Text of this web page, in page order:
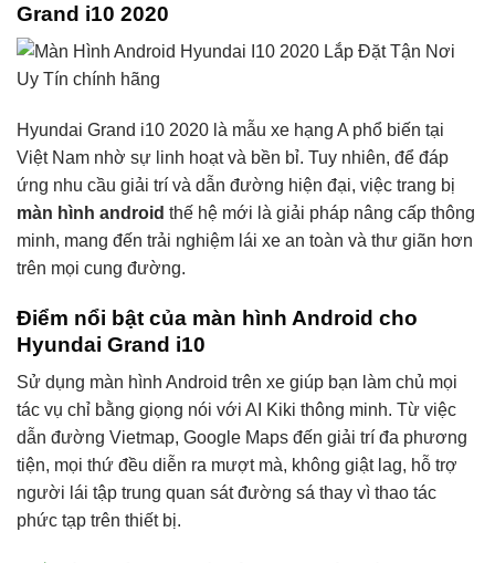
Grand i10 2020
Hyundai Grand i10 2020 là mẫu xe hạng A phổ biến tại
Việt Nam nhờ sự linh hoạt và bền bỉ. Tuy nhiên, để đáp
ứng nhu cầu giải trí và dẫn đường hiện đại, việc trang bị
màn hình android thế hệ mới là giải pháp nâng cấp thông
minh, mang đến trải nghiệm lái xe an toàn và thư giãn hơn
trên mọi cung đường.
Điểm nổi bật của màn hình Android cho
Hyundai Grand i10
Sử dụng màn hình Android trên xe giúp bạn làm chủ mọi
tác vụ chỉ bằng giọng nói với AI Kiki thông minh. Từ việc
dẫn đường Vietmap, Google Maps đến giải trí đa phương
tiện, mọi thứ đều diễn ra mượt mà, không giật lag, hỗ trợ
người lái tập trung quan sát đường sá thay vì thao tác
phức tạp trên thiết bị.